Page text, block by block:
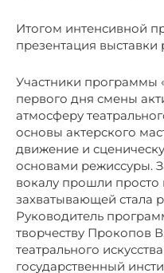
Итогом интенсивной
презентация
Участники программы
первого дня смены
атмосферу
основы актерского
движение и
основами режиссуры.
вокалу прошли просто
захватывающей стала
Руководитель
творчеству Прокопов
театрального
государственный